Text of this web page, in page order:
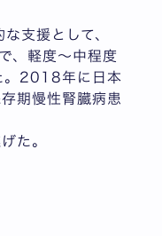
支援として、
、軽度～中程度
。2018年に日本
期慢性腎臓病患
た。